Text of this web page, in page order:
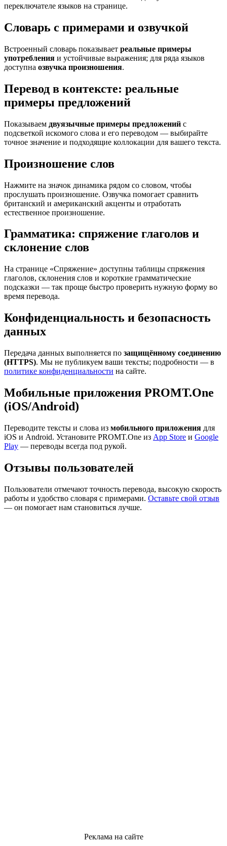
переключателе языков на странице.
Словарь с примерами и озвучкой
Встроенный словарь показывает реальные примеры
употребления и устойчивые выражения; для ряда языков
доступна озвучка произношения.
Перевод в контексте: реальные
примеры предложений
Показываем двуязычные примеры предложений с
подсветкой искомого слова и его переводом — выбирайте
точное значение и подходящие коллокации для вашего текста.
Произношение слов
Нажмите на значок динамика рядом со словом, чтобы
прослушать произношение. Озвучка помогает сравнить
британский и американский акценты и отработать
естественное произношение.
Грамматика: спряжение глаголов и
склонение слов
На странице «Спряжение» доступны таблицы спряжения
глаголов, склонения слов и короткие грамматические
подсказки — так проще быстро проверить нужную форму во
время перевода.
Конфиденциальность и безопасность
данных
Передача данных выполняется по защищённому соединению
(HTTPS). Мы не публикуем ваши тексты; подробности — в
политике конфиденциальности на сайте.
Мобильные приложения PROMT.One
(iOS/Android)
Переводите тексты и слова из мобильного приложения для
iOS и Android. Установите PROMT.One из App Store и Google
Play — переводы всегда под рукой.
Отзывы пользователей
Пользователи отмечают точность перевода, высокую скорость
работы и удобство словаря с примерами. Оставьте свой отзыв
— он помогает нам становиться лучше.
Реклама на сайте